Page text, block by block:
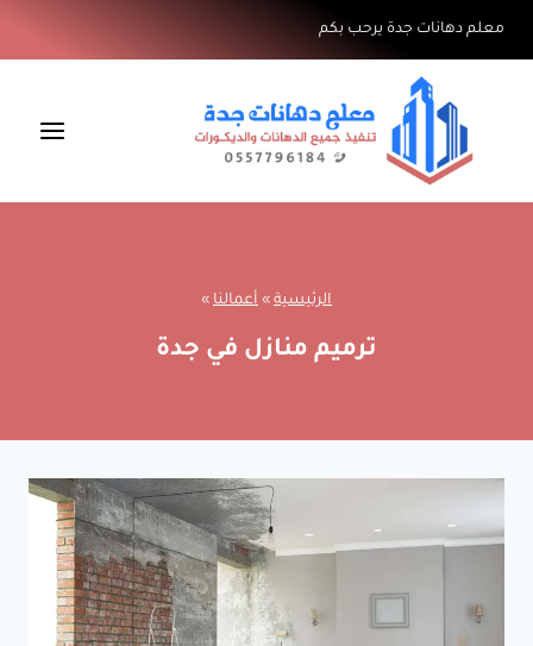
معلم دهانات جدة يرحب بكم
الرئيسية » أعمالنا »
ترميم منازل في جدة